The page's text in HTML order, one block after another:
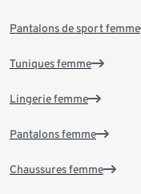
Pantalons de sport femme
Tuniques femme
Lingerie femme
Pantalons femme
Chaussures femme